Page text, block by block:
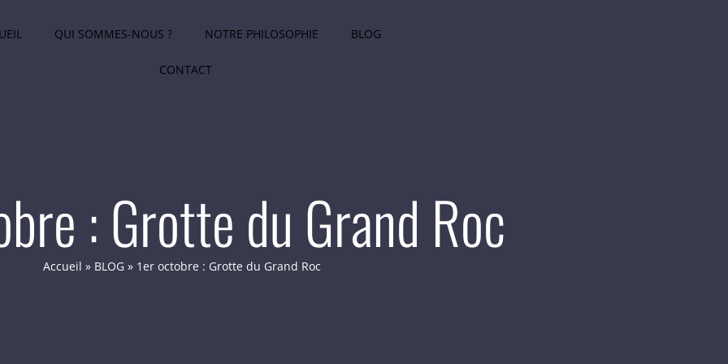
QUI SOMMES-NOUS ? NOTRE PHILOSOPHIE BLOG
CONTACT
: Grotte du Grand Roc
Accueil » BLOG » 1er octobre : Grotte du Grand Roc